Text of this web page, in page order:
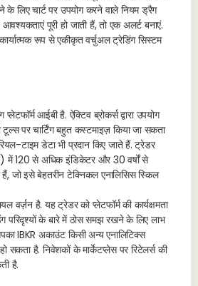
के लिए चार्ट पर उपयोग करने वाले नियम ड्रैग
पूरी हो जाती हैं, तो एक अलर्ट बनाएं.
रूप से एकीकृत वर्चुअल ट्रेडिंग सिस्टम
आईबी है. ऐक्टिव ब्रोकर्स द्वारा उपयोग
पर चार्टिंग बहुत कस्टमाइज़ किया जा सकता
टाइम डेटा भी प्रदान किए जाते हैं. ट्रेडर
में 120 से अधिक इंडिकेटर और 30 वर्षों से
जो इसे बेहतरीन टेक्निकल एनालिसिस स्किल
वर्ज़न है. यह ट्रेडर को प्लेटफॉर्म की कार्यक्षमता
परिदृश्यों के बारे में ठोस समझ रखने के लिए लाभ
IBKR अकाउंट किसी अन्य एनालिटिक्स
सकता है. निवेशकों के मार्केटप्लेस पर रिटेलर्स की
है.